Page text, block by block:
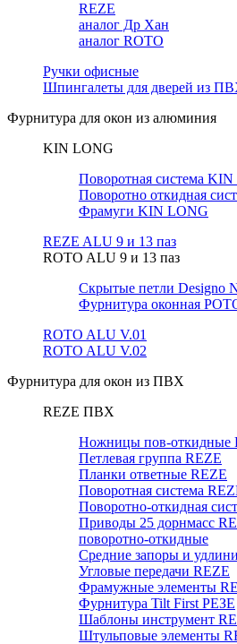
REZE
аналог Др Хан
аналог ROTO
Ручки офисные
Шпингалеты для дверей из
Фурнитура для окон из алюминия
KIN LONG
Поворотная система
Поворотно откидная
Фрамуги KIN LONG
REZE ALU 9 и 13 паз
ROTO ALU 9 и 13 паз
Скрытые петли Designo
Фурнитура оконная
ROTO ALU V.01
ROTO ALU V.02
Фурнитура для окон из ПВХ
REZE ПВХ
Ножницы пов-откидные
Петлевая группа REZE
Планки ответные REZE
Поворотная система
Поворотно-откидная
Приводы 25 дорнмасс
поворотно-откидные
Средние запоры и
Угловые передачи REZE
Фрамужные элементы
Фурнитура Tilt First РЕЗЕ
Шаблоны инструмент
Штульповые элементы